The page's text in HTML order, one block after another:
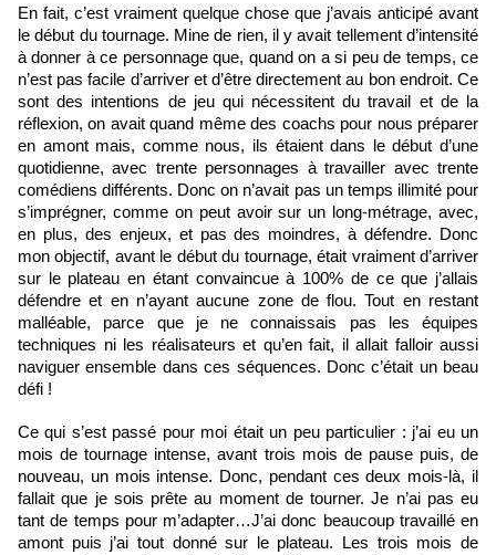
En fait, c’est vraiment quelque chose que j’avais anticipé avant
le début du tournage. Mine de rien, il y avait tellement d’intensité
à donner à ce personnage que, quand on a si peu de temps, ce
n’est pas facile d’arriver et d’être directement au bon endroit. Ce
sont des intentions de jeu qui nécessitent du travail et de la
réflexion, on avait quand même des coachs pour nous préparer
en amont mais, comme nous, ils étaient dans le début d’une
quotidienne, avec trente personnages à travailler avec trente
comédiens différents. Donc on n’avait pas un temps illimité pour
s’imprégner, comme on peut avoir sur un long-métrage, avec,
en plus, des enjeux, et pas des moindres, à défendre. Donc
mon objectif, avant le début du tournage, était vraiment d’arriver
sur le plateau en étant convaincue à 100% de ce que j’allais
défendre et en n’ayant aucune zone de flou. Tout en restant
malléable, parce que je ne connaissais pas les équipes
techniques ni les réalisateurs et qu’en fait, il allait falloir aussi
naviguer ensemble dans ces séquences. Donc c’était un beau
défi !
Ce qui s’est passé pour moi était un peu particulier : j’ai eu un
mois de tournage intense, avant trois mois de pause puis, de
nouveau, un mois intense. Donc, pendant ces deux mois-là, il
fallait que je sois prête au moment de tourner. Je n’ai pas eu
tant de temps pour m’adapter…J’ai donc beaucoup travaillé en
amont puis j’ai tout donné sur le plateau. Les trois mois de